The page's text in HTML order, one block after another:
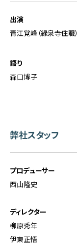
出演
青江覚峰（緑泉寺住職）
語り
森口博子
弊社スタッフ
プロデューサー
西山隆史
ディレクター
柳原秀年
伊東正悟